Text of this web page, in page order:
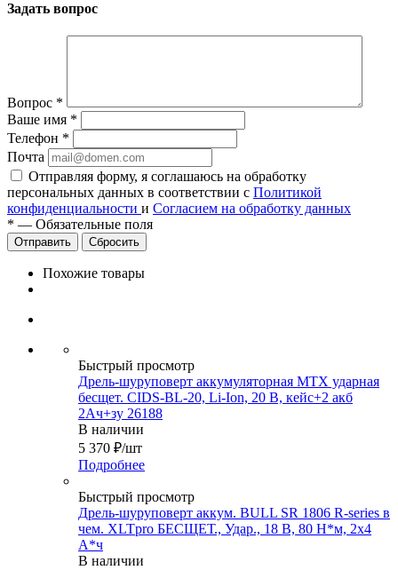
Задать вопрос
Вопрос *
Ваше имя *
Телефон *
Почта
Отправляя форму, я соглашаюсь на обработку
персональных данных в соответствии с Политикой
конфиденциальности и Согласием на обработку данных
* — Обязательные поля
Сбросить
Похожие товары
Быстрый просмотр
Дрель-шуруповерт аккумуляторная МТХ ударная
бесщет. CIDS-BL-20, Li-Ion, 20 В, кейс+2 акб
2Ач+зу 26188
В наличии
5 370 ₽/шт
Подробнее
Быстрый просмотр
Дрель-шуруповерт аккум. BULL SR 1806 R-series в
чем. XLTpro БЕСЩЕТ., Удар., 18 В, 80 Н*м, 2х4
А*ч
В наличии